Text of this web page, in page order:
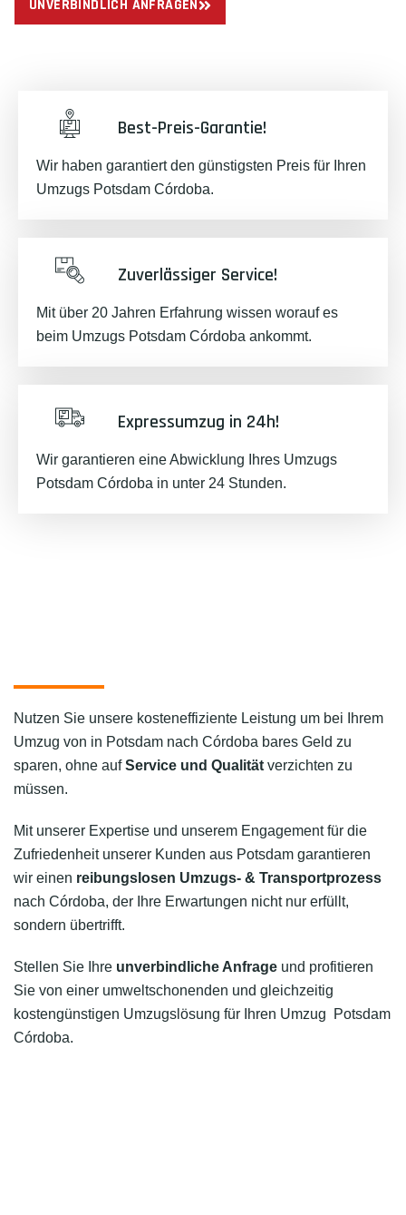
UNVERBINDLICH ANFRAGEN
Best-Preis-Garantie!
Wir haben garantiert den günstigsten Preis für Ihren
Umzugs Potsdam Córdoba.
Zuverlässiger Service!
Mit über 20 Jahren Erfahrung wissen worauf es
beim Umzugs Potsdam Córdoba ankommt.
Expressumzug in 24h!
Wir garantieren eine Abwicklung Ihres Umzugs
Potsdam Córdoba in unter 24 Stunden.
Nutzen Sie unsere kosteneffiziente Leistung um bei Ihrem
Umzug von in Potsdam nach Córdoba bares Geld zu
sparen, ohne aufService und Qualität verzichten zu
müssen.
Mit unserer Expertise und unserem Engagement für die
Zufriedenheit unserer Kunden aus Potsdam garantieren
wir einen reibungslosen Umzugs- & Transportprozess
nach Córdoba, der Ihre Erwartungen nicht nur erfüllt,
sondern übertrifft.
Stellen Sie Ihre unverbindliche Anfrage und profitieren
Sie von einer umweltschonenden und gleichzeitig
kostengünstigen Umzugslösung für Ihren Umzug Potsdam
Córdoba.